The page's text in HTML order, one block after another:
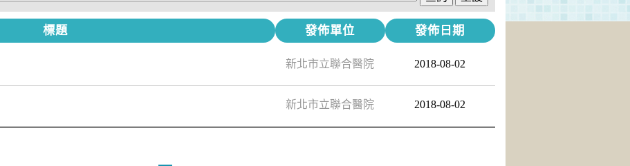
標題 發佈單位 發佈日期
新北市立聯合醫院 2018-08-02
新北市立聯合醫院 2018-08-02